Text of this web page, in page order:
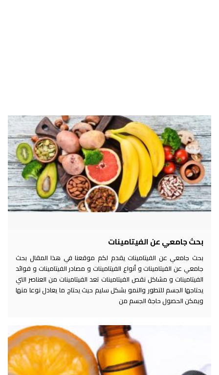
بحث جامعي عن الفيتامينات
بحث جامعي عن الفيتامينات يقدم لكم موقعنا في هذا المقال بحث
جامعي عن الفيتامينات و أنواع الفيتامينات و مصادر الفيتامينات و فوائد
الفيتامينات و مشاكل نقص الفيتامينات تعد الفيتامينات من العناصر التي
يحتاجها الجسم للتطور والنمو بشكل سليم حيث يحتاج ما يعادل نوعا منها
ويمكن الحصول حاجة الجسم من